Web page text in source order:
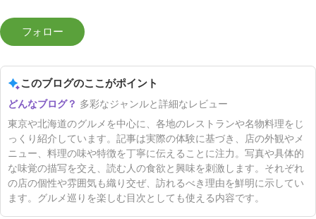
このブログのここがポイント
多彩なジャンルと詳細なレビュー
東京や北海道のグルメを中心に、各地のレストランや名物料理をじ
っくり紹介しています。記事は実際の体験に基づき、店の外観やメ
ニュー、料理の味や特徴を丁寧に伝えることに注力。写真や具体的
な味覚の描写を交え、読む人の食欲と興味を刺激します。それぞれ
の店の個性や雰囲気も織り交ぜ、訪れるべき理由を鮮明に示してい
ます。グルメ巡りを楽しむ目次としても使える内容です。